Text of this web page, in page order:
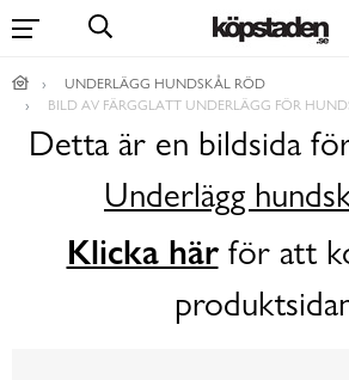
UNDERLÄGG HUNDSKÅL RÖD
BILD AV FÄRGGLATT UNDERLÄGG FÖR
Detta är en bildsida
Underlägg
Klicka härför att